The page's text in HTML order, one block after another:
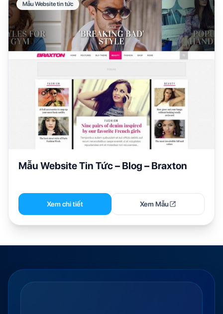
Mẫu Website tin tức
Mẫu Website Tin Tức – Blog – Braxton
Xem chi tiết Xem Mẫu